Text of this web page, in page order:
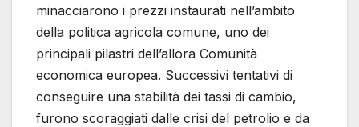
minacciarono i prezzi instaurati nell’ambito
della politica agricola comune, uno dei
principali pilastri dell’allora Comunità
economica europea. Successivi tentativi di
conseguire una stabilità dei tassi di cambio,
furono scoraggiati dalle crisi del petrolio e da